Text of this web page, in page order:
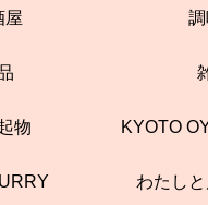
屋
物 KYOTO
わたし